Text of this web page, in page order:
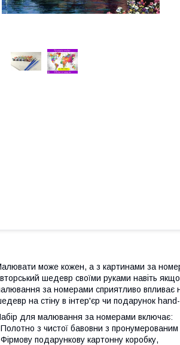
може кожен, а з картинами за
шедевр своїми руками навіть
за номерами сприятливо впливає
на стіну в інтер'єр чи подарунок
для малювання за номерами включає:
з чистої бавовни з
подарункову картонну коробку,